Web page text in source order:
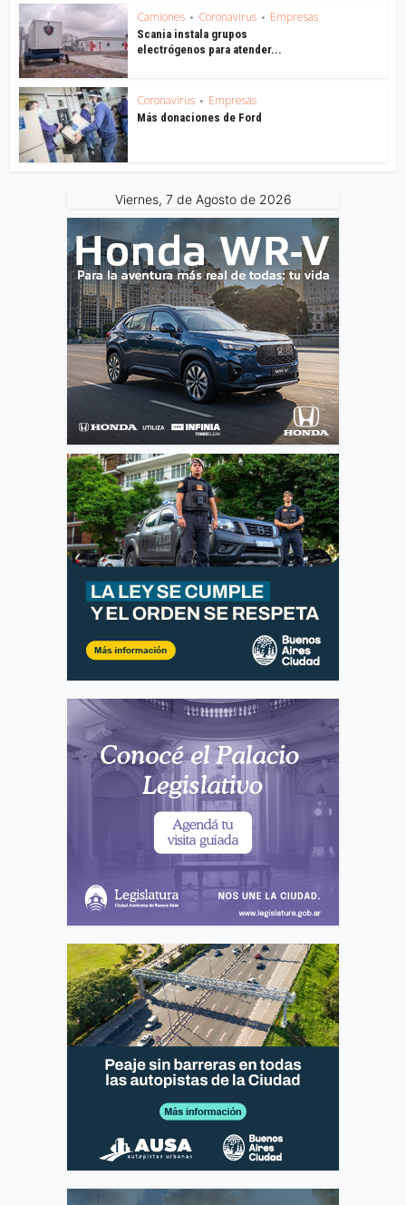
Camiones • Coronavirus • Empresas
Scania instala grupos
electrógenos para atender...
Coronavirus • Empresas
Más donaciones de Ford
Viernes, 7 de Agosto de 2026